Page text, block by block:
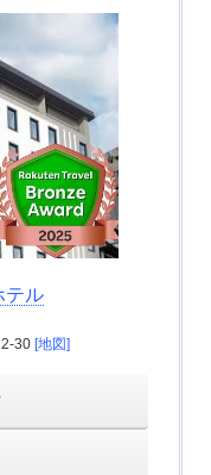
テル
30 [地図]